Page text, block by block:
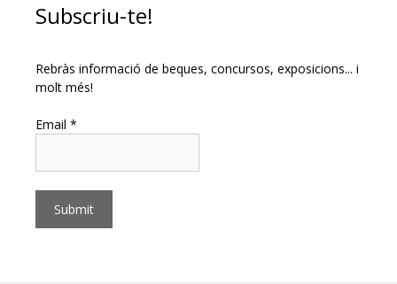
Subscriu-te!
Rebràs informació de beques, concursos, exposicions... i
molt més!
Email *